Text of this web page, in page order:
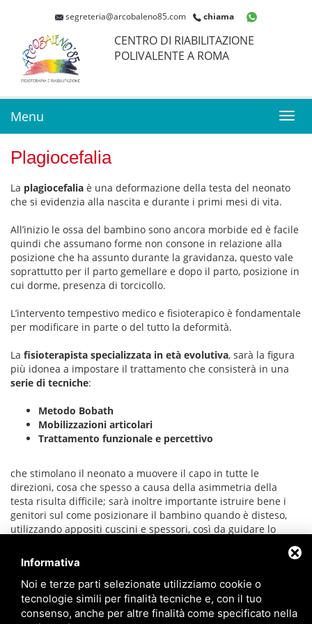
segreteria@arcobaleno85.com chiama
CENTRO DI RIABILITAZIONE
POLIVALENTE A ROMA
Menu
Plagiocefalia
La plagiocefalia è una deformazione della testa del neonato
che si evidenzia alla nascita e durante i primi mesi di vita.
All’inizio le ossa del bambino sono ancora morbide ed è facile
quindi che assumano forme non consone in relazione alla
posizione che ha assunto durante la gravidanza, questo vale
soprattutto per il parto gemellare e dopo il parto, posizione in
cui dorme, presenza di torcicollo.
L’intervento tempestivo medico e fisioterapico è fondamentale
per modificare in parte o del tutto la deformità.
La fisioterapista specializzata in età evolutiva, sarà la figura
più idonea a impostare il trattamento che consisterà in una
serie di tecniche:
Metodo Bobath
Mobilizzazioni articolari
Trattamento funzionale e percettivo
che stimolano il neonato a muovere il capo in tutte le
direzioni, cosa che spesso a causa della asimmetria della
testa risulta difficile; sarà inoltre importante istruire bene i
genitori sul come posizionare il bambino quando è disteso,
utilizzando appositi cuscini e spessori, così da guidare lo
Per approfondire l'argomentoclicca qui.
Informativa
Noi e terze parti selezionate utilizziamo cookie o
tecnologie simili per finalità tecniche e, con il tuo
consenso, anche per altre finalità come specificato nella